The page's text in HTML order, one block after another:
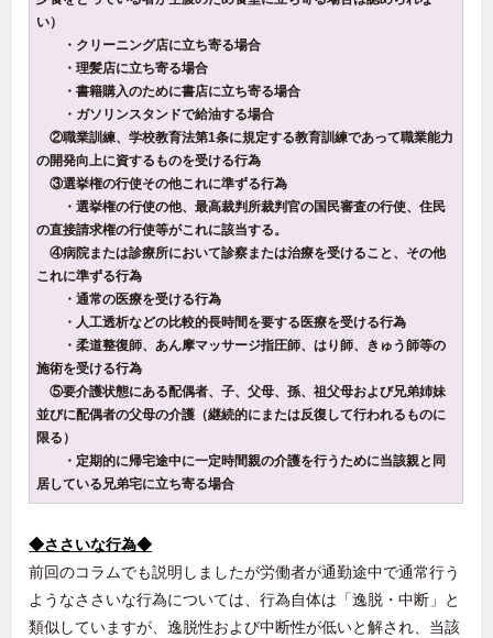
い）
・クリーニング店に立ち寄る場合
・理髪店に立ち寄る場合
・書籍購入のために書店に立ち寄る場合
・ガソリンスタンドで給油する場合
②職業訓練、学校教育法第1条に規定する教育訓練であって職業能力
の開発向上に資するものを受ける行為
③選挙権の行使その他これに準ずる行為
・選挙権の行使の他、最高裁判所裁判官の国民審査の行使、住民
の直接請求権の行使等がこれに該当する。
④病院または診療所において診察または治療を受けること、その他
これに準ずる行為
・通常の医療を受ける行為
・人工透析などの比較的長時間を要する医療を受ける行為
・柔道整復師、あん摩マッサージ指圧師、はり師、きゅう師等の
施術を受ける行為
⑤要介護状態にある配偶者、子、父母、孫、祖父母および兄弟姉妹
並びに配偶者の父母の介護（継続的にまたは反復して行われるものに
限る）
・定期的に帰宅途中に一定時間親の介護を行うために当該親と同
居している兄弟宅に立ち寄る場合
◆ささいな行為◆
前回のコラムでも説明しましたが労働者が通勤途中で通常行う
ようなささいな行為については、行為自体は「逸脱・中断」と
類似していますが、逸脱性および中断性が低いと解され、当該